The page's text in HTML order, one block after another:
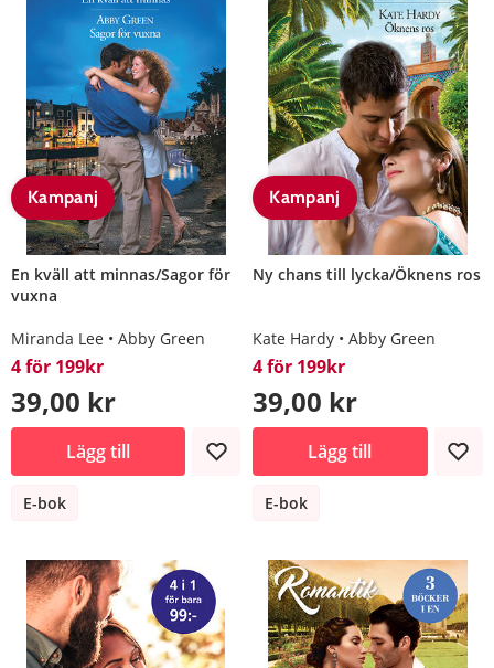
Kampanj
En kväll att minnas/Sagor för
vuxna
Miranda Lee Abby Green
4 för 199kr
39,00 kr
Lägg till
E-bok
Kampanj
Ny chans till lycka/Öknens ros
Kate Hardy Abby Green
4 för 199kr
39,00 kr
Lägg till
E-bok